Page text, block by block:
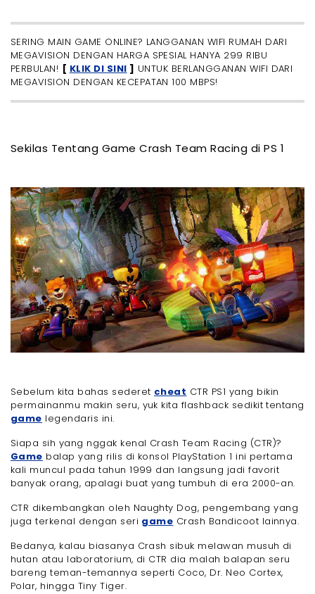
- Sering Main Game Online? Langganan WiFi 100
Mbps dari Megavision Biar Main Game Online Lebih
Lancar! Cuma 299 Ribu Perbulannya!
- Akhir Kata
SERING MAIN GAME ONLINE? LANGGANAN WIFI RUMAH DARI
MEGAVISION DENGAN HARGA SPESIAL HANYA 299 RIBU
PERBULAN! [ KLIK DI SINI ] UNTUK BERLANGGANAN WIFI DARI
MEGAVISION DENGAN KECEPATAN 100 MBPS!
Sekilas Tentang Game Crash Team Racing di PS 1
Sebelum kita bahas sederet cheat CTR PS1 yang bikin
permainanmu makin seru, yuk kita flashback sedikit tentang
game legendaris ini.
Siapa sih yang nggak kenal Crash Team Racing (CTR)?
Game balap yang rilis di konsol PlayStation 1 ini pertama
kali muncul pada tahun 1999 dan langsung jadi favorit
banyak orang, apalagi buat yang tumbuh di era 2000-an.
CTR dikembangkan oleh Naughty Dog, pengembang yang
juga terkenal dengan seri game Crash Bandicoot lainnya.
Bedanya, kalau biasanya Crash sibuk melawan musuh di
hutan atau laboratorium, di CTR dia malah balapan seru
bareng teman-temannya seperti Coco, Dr. Neo Cortex,
Polar, hingga Tiny Tiger.